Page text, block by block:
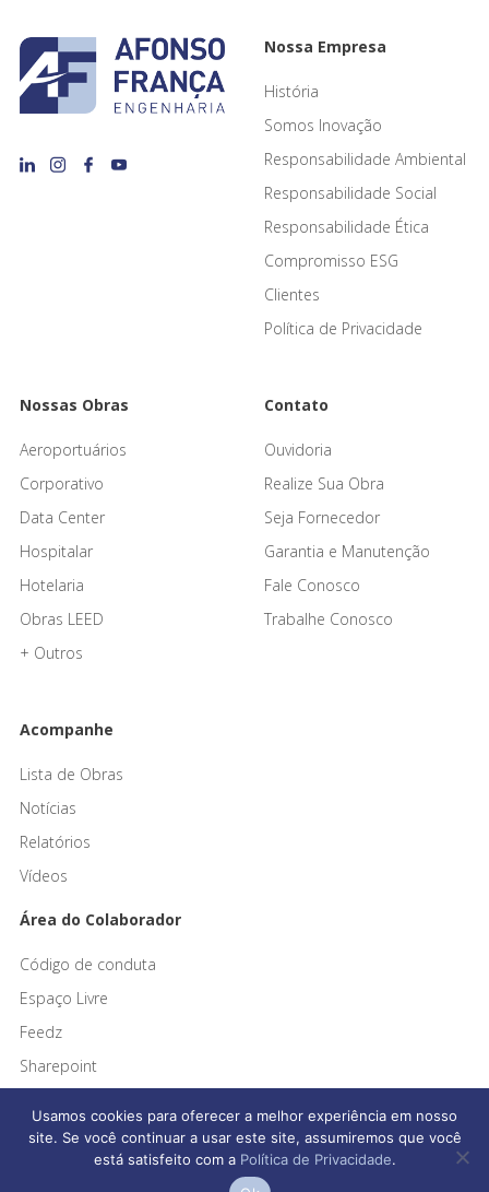
Nossa Empresa
História
Somos Inovação
Responsabilidade Ambiental
Responsabilidade Social
Responsabilidade Ética
Compromisso ESG
Clientes
Política de Privacidade
Nossas Obras
Aeroportuários
Corporativo
Data Center
Hospitalar
Hotelaria
Obras LEED
+ Outros
Contato
Ouvidoria
Realize Sua Obra
Seja Fornecedor
Garantia e Manutenção
Fale Conosco
Trabalhe Conosco
Acompanhe
Lista de Obras
Notícias
Relatórios
Vídeos
Área do Colaborador
Código de conduta
Espaço Livre
Feedz
Sharepoint
Usamos cookies para oferecer a melhor experiência em nosso
site. Se você continuar a usar este site, assumiremos que você
está satisfeito com a Política de Privacidade.